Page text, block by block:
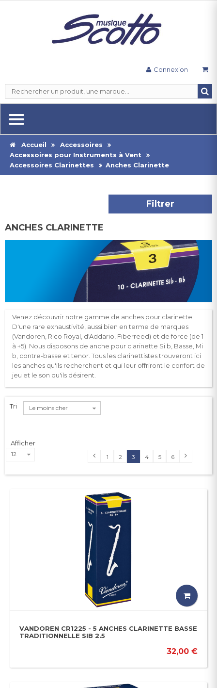
Connexion
Accueil
Accessoires
Accessoires pour Instruments à Vent
Accessoires Clarinettes
Anches Clarinette
Filtrer
ANCHES CLARINETTE
Venez découvrir notre gamme de anches pour clarinette.
D'une rare exhaustivité, aussi bien en terme de marques
(Vandoren, Rico Royal, d'Addario, Fiberreed) et de force (de 1
à +5). Nous disposons de anche pour clarinette Si b, Basse, Mi
b, contre-basse et tenor. Tous les clarinettistes trouveront ici
les anches qu'ils recherchent et qui leur offriront le confort de
jeu et le son qu'ils désirent.
1 2 3 4 5 6
Tri Le moins cher
Afficher
12
VANDOREN CR1225 - 5 ANCHES CLARINETTE BASSE
TRADITIONNELLE SIB 2.5
32,00 €